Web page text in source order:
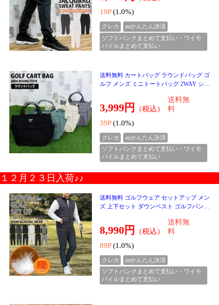
１２月１６日入荷♪♪
送料無料 Carhartt カーハート WIP シンプ
ルパンツ デニムパンツ ロングパンツ Sim
ple Pant WIP I022947 ダブリューアイピー
メンズ ブラ
22,000円（税込）
送料無
料
auかんたん決済
ソフトバンクまとめて支払い・ワイモ
送料無料 Carhartt カーハート WIP ライラ
ンパンツ ストレートデニムパンツ Rylan P
ant I035562 ダブリューアイピー ロングパ
ンツ ワーク
23,000円（税込）
送料無
料
230P
(1.0%)
auかんたん決済
ソフトバンクまとめて支払い・ワイモ
バイルまとめて支払い
送料無料 Carhartt WIP カーハート チェイ
ス スウェットシャツ トレーナー Chase Sw
eat I033660 裏起毛 クルーネック 長袖トッ
プス メン
14,000円（税込） 料
140P
クレカ
ソフトバンクまとめて支払い・ワイモ
バイルまとめて支払い